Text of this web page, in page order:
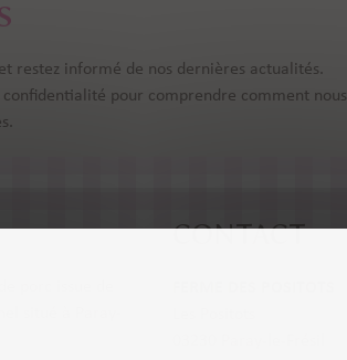
restez informé de nos dernières actualités.
pour comprendre comment nous
CONTACT